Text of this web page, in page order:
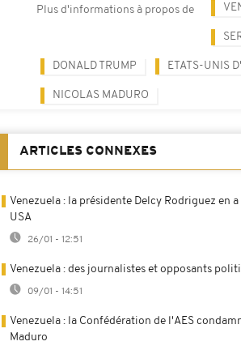
Plus d'informations à propos de
DONALD TRUMP ETATS-UNIS
NICOLAS MADURO
ARTICLES CONNEXES
Venezuela : la présidente Delcy Rodriguez en a
USA
26/01 - 12:51
Venezuela : des journalistes et opposants
09/01 - 14:51
Venezuela : la Confédération de l'AES
Maduro